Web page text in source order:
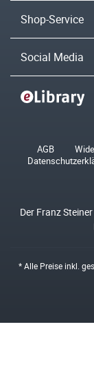
Shop-Service
Social Media
AGB
Der Franz
* Alle Preise inkl.